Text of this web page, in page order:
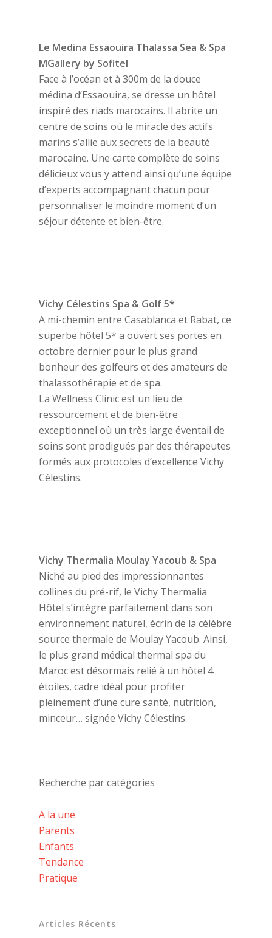
Le Medina Essaouira Thalassa Sea & Spa
MGallery by Sofitel
Face à l’océan et à 300m de la douce
médina d’Essaouira, se dresse un hôtel
inspiré des riads marocains. Il abrite un
centre de soins où le miracle des actifs
marins s’allie aux secrets de la beauté
marocaine. Une carte complète de soins
délicieux vous y attend ainsi qu’une équipe
d’experts accompagnant chacun pour
personnaliser le moindre moment d’un
séjour détente et bien-être.
Vichy Célestins Spa & Golf 5*
A mi-chemin entre Casablanca et Rabat, ce
superbe hôtel 5* a ouvert ses portes en
octobre dernier pour le plus grand
bonheur des golfeurs et des amateurs de
thalassothérapie et de spa.
La Wellness Clinic est un lieu de
ressourcement et de bien-être
exceptionnel où un très large éventail de
soins sont prodigués par des thérapeutes
formés aux protocoles d’excellence Vichy
Célestins.
Vichy Thermalia Moulay Yacoub & Spa
Niché au pied des impressionnantes
collines du pré-rif, le Vichy Thermalia
Hôtel s’intègre parfaitement dans son
environnement naturel, écrin de la célèbre
source thermale de Moulay Yacoub. Ainsi,
le plus grand médical thermal spa du
Maroc est désormais relié à un hôtel 4
étoiles, cadre idéal pour profiter
pleinement d’une cure santé, nutrition,
minceur… signée Vichy Célestins.
Recherche par catégories
A la une
Parents
Enfants
Tendance
Pratique
Articles Récents